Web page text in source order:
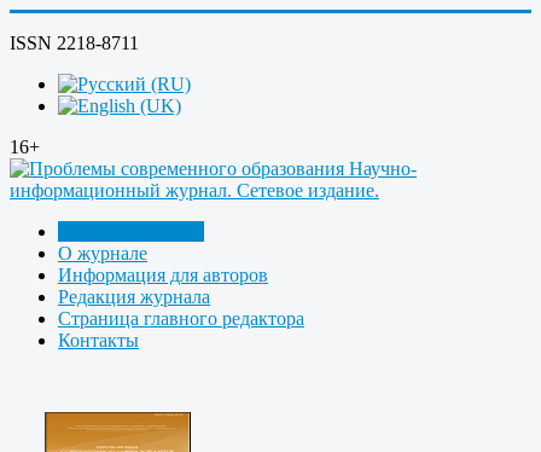
ISSN 2218-8711
16+
О журнале
Информация для авторов
Редакция журнала
Страница главного редактора
Контакты